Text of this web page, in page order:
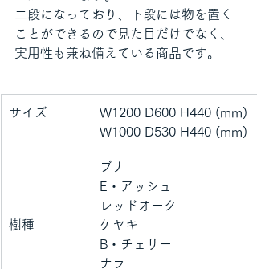
二段になっており、下段には物を置く
ことができるので見た目だけでなく、
実用性も兼ね備えている商品です。
サイズ
W1200 D600 H440 (mm)
W1000 D530 H440 (mm)
樹種
ブナ
E・アッシュ
レッドオーク
ケヤキ
B・チェリー
ナラ